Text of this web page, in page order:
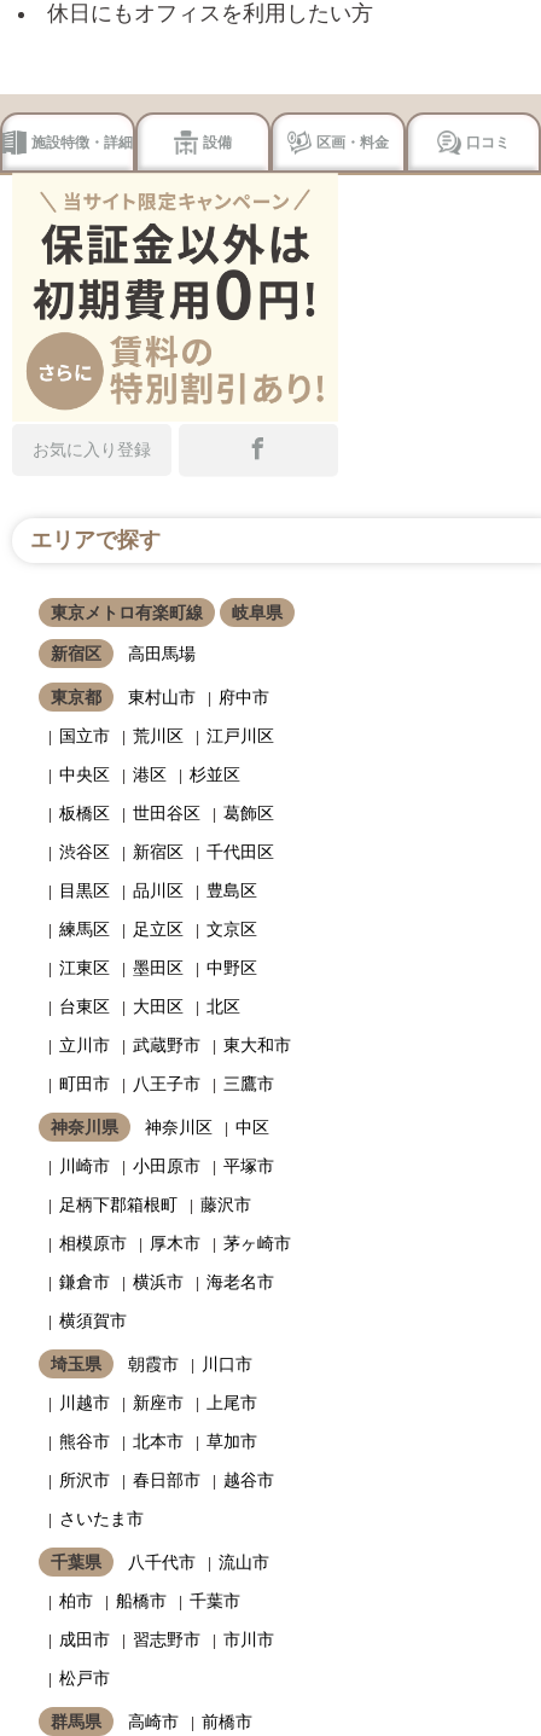
休日にもオフィスを利用したい方
施設特徴・詳細 設備 区画・料金 口コミ
お気に入り登録
エリアで探す
東京メトロ有楽町線 岐阜県
新宿区 高田馬場
東京都 東村山市
府中市
国立市
荒川区
江戸川区
中央区
港区
杉並区
板橋区
世田谷区
葛飾区
渋谷区
新宿区
千代田区
目黒区
品川区
豊島区
練馬区
足立区
文京区
江東区
墨田区
中野区
台東区
大田区
北区
立川市
武蔵野市
東大和市
町田市
八王子市 三鷹市
神奈川県 神奈川区
中区
川崎市
小田原市
平塚市
足柄下郡箱根町
藤沢市
相模原市
厚木市
茅ヶ崎市
鎌倉市
横浜市
海老名市
横須賀市
埼玉県 朝霞市
川口市
川越市
新座市
上尾市
熊谷市
北本市
草加市
所沢市
春日部市
越谷市
さいたま市
千葉県 八千代市
流山市
柏市
船橋市
千葉市
成田市
習志野市
市川市
松戸市
群馬県 高崎市 前橋市